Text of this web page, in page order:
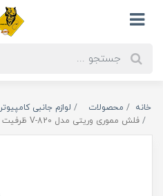
خانه محصولات لوازم جانبی کامپیوتر
فلش مموری وریتی مدل V-820 ظرفیت 32 گیگابایت